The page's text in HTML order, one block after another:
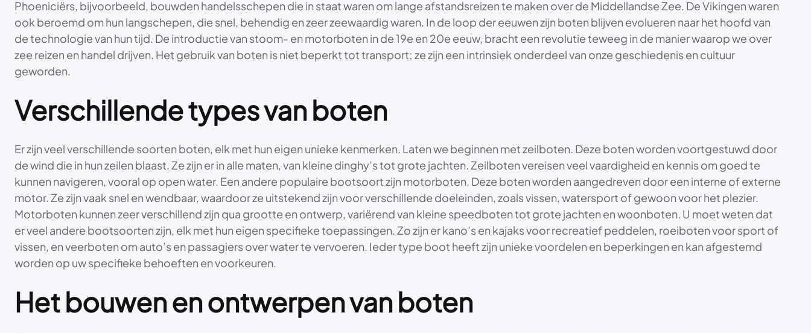
Phoeniciërs, bijvoorbeeld, bouwden handelsschepen die in staat waren om lange afstandsreizen te maken over de Middellandse Zee. De Vikingen waren
ook beroemd om hun langschepen, die snel, behendig en zeer zeewaardig waren. In de loop der eeuwen zijn boten blijven evolueren naar het hoofd van
de technologie van hun tijd. De introductie van stoom- en motorboten in de 19e en 20e eeuw, bracht een revolutie teweeg in de manier waarop we over
zee reizen en handel drijven. Het gebruik van boten is niet beperkt tot transport; ze zijn een intrinsiek onderdeel van onze geschiedenis en cultuur
geworden.
Verschillende types van boten
Er zijn veel verschillende soorten boten, elk met hun eigen unieke kenmerken. Laten we beginnen met zeilboten. Deze boten worden voortgestuwd door
de wind die in hun zeilen blaast. Ze zijn er in alle maten, van kleine dinghy’s tot grote jachten. Zeilboten vereisen veel vaardigheid en kennis om goed te
kunnen navigeren, vooral op open water. Een andere populaire bootsoort zijn motorboten. Deze boten worden aangedreven door een interne of externe
motor. Ze zijn vaak snel en wendbaar, waardoor ze uitstekend zijn voor verschillende doeleinden, zoals vissen, watersport of gewoon voor het plezier.
Motorboten kunnen zeer verschillend zijn qua grootte en ontwerp, variërend van kleine speedboten tot grote jachten en woonboten. U moet weten dat
er veel andere bootsoorten zijn, elk met hun eigen specifieke toepassingen. Zo zijn er kano’s en kajaks voor recreatief peddelen, roeiboten voor sport of
vissen, en veerboten om auto’s en passagiers over water te vervoeren. Ieder type boot heeft zijn unieke voordelen en beperkingen en kan afgestemd
worden op uw specifieke behoeften en voorkeuren.
Het bouwen en ontwerpen van boten